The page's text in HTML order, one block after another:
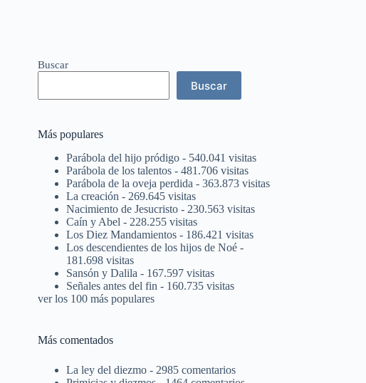
Buscar
Buscar
Más populares
Parábola del hijo pródigo - 540.041 visitas
Parábola de los talentos - 481.706 visitas
Parábola de la oveja perdida - 363.873 visitas
La creación - 269.645 visitas
Nacimiento de Jesucristo - 230.563 visitas
Caín y Abel - 228.255 visitas
Los Diez Mandamientos - 186.421 visitas
Los descendientes de los hijos de Noé -
181.698 visitas
Sansón y Dalila - 167.597 visitas
Señales antes del fin - 160.735 visitas
ver los 100 más populares
Más comentados
La ley del diezmo - 2985 comentarios